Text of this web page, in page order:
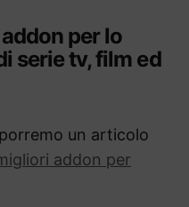
per lo
serie tv, film ed
un articolo
addon per